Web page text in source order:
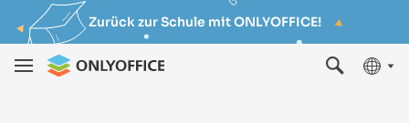
Zurück zur Schule mit ONLYOFFICE!